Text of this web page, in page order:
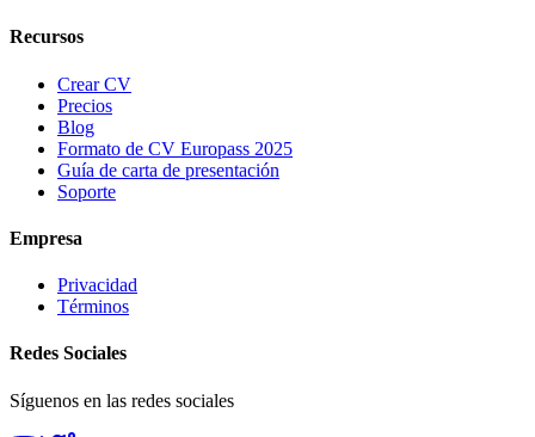
Recursos
Crear CV
Precios
Blog
Formato de CV Europass 2025
Guía de carta de presentación
Soporte
Empresa
Privacidad
Términos
Redes Sociales
Síguenos en las redes sociales